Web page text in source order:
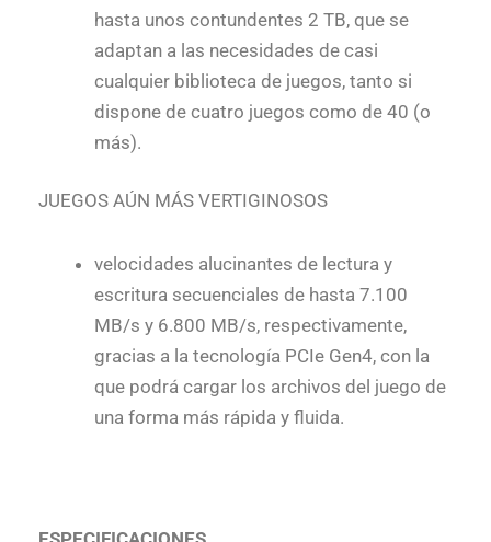
hasta unos contundentes 2 TB, que se
adaptan a las necesidades de casi
cualquier biblioteca de juegos, tanto si
dispone de cuatro juegos como de 40 (o
más).
JUEGOS AÚN MÁS VERTIGINOSOS
velocidades alucinantes de lectura y
escritura secuenciales de hasta 7.100
MB/s y 6.800 MB/s, respectivamente,
gracias a la tecnología PCIe Gen4, con la
que podrá cargar los archivos del juego de
una forma más rápida y fluida.